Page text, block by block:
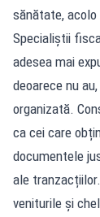
sănătate,
Specialiștii
adesea mai
deoarece nu
organizată.
ca cei care
documentele
ale
veniturile și